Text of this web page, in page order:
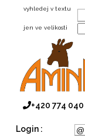
+420 774
vyhledej v textu
jen ve velikosti
Login :